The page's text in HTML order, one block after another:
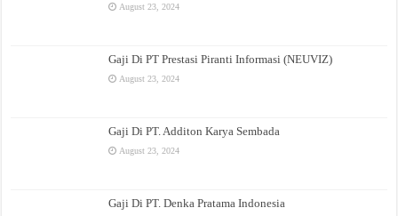
August 23, 2024
Gaji Di PT Prestasi Piranti Informasi (NEUVIZ)
August 23, 2024
Gaji Di PT. Additon Karya Sembada
August 23, 2024
Gaji Di PT. Denka Pratama Indonesia